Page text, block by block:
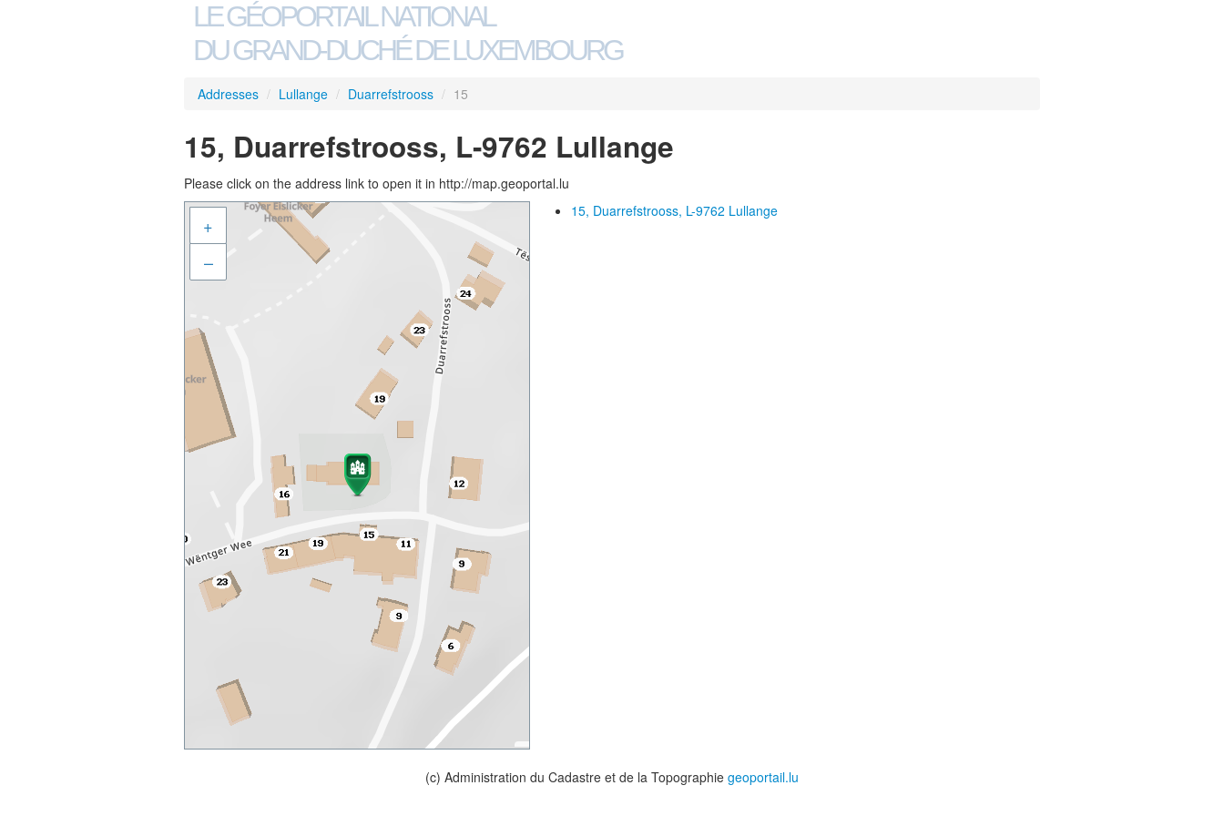
LE GÉOPORTAIL NATIONAL
DU GRAND-DUCHÉ DE LUXEMBOURG
Addresses / Lullange / Duarrefstrooss / 15
15, Duarrefstrooss, L-9762 Lullange
Please click on the address link to open it in http://map.geoportal.lu
+
–
15, Duarrefstrooss, L-9762 Lullange
(c) Administration du Cadastre et de la Topographie geoportail.lu